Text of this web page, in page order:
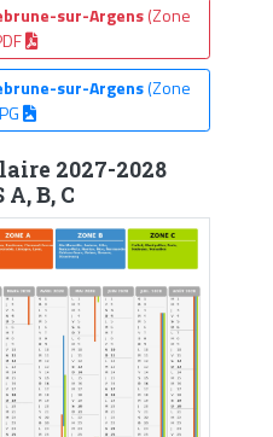
sur-Argens(Zone
sur-Argens(Zone
2027-2028
A, B, C